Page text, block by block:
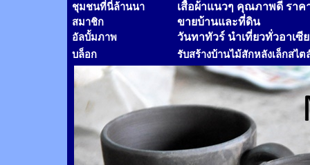
ชุมชนที่นี่ล้านนา เสื้อผ้าแนวๆ คุณภาพดี ราค
สมาชิก ขายบ้านและที่ดิน
อัลบั้มภาพ วันทาทัวร์ นำเที่ยวทั่วอาเซี
บล็อก รับสร้างบ้านไม้สักหลังเล็กสไต